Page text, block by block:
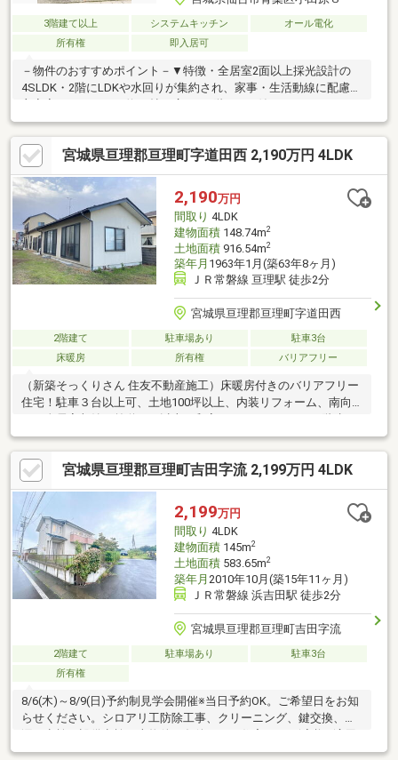
3階建て以上 システムキッチン
オール電化
所有権
即入居可
－物件のおすすめポイント－▼特徴・全居室2面以上採光設計の
4SLDK・2階にLDKや水回りが集約され、家事・生活動線に配慮・
主寝室はゆとりある約10帖の広さ・3階にWIC付のフリースペース
を配置・南側にバルコニー付・駐車場は並列2台分有(車種によ
る)▼設備・IHクッキングヒーター・省エネ給湯器▼周辺環境・小
田原青葉のまち公園 徒歩2分(約130m)・ウジエスーパー小田原店
徒歩4分(約300m)・セブンイレブン仙台小田原8丁目店 徒歩1分(約
30m)■ ご希望の住まい探しをお手伝いします ━━━━━・・・物
件の詳細・ご相談はお気軽にお問い合わせください。
宮城県亘理郡亘理町字道田西 2,190万円 4LDK
2,190万円
間取り 4LDK
建物面積148.74m2
土地面積916.54m2
築年月 1963年1月(築63年8ヶ月)
ＪＲ常磐線 亘理駅 徒歩2分
宮城県亘理郡亘理町字道田西
2階建て 駐車場あり
駐車3台
床暖房
所有権 バリアフリー
（新築そっくりさん 住友不動産施工）床暖房付きのバリアフリー
住宅！駐車３台以上可、土地100坪以上、内装リフォーム、南向
全居室６畳以上、床暖房
宮城県亘理郡亘理町吉田字流 2,199万円 4LDK
2,199万円
間取り 4LDK
建物面積145m2
土地面積583.65m2
築年月 2010年10月(築15年11ヶ月)
ＪＲ常磐線 浜吉田駅 徒歩2分
宮城県亘理郡亘理町吉田字流
2階建て 駐車場あり
駐車3台
所有権
8/6(木)～8/9(日)予約制見学会開催※当日予約OK。ご希望日をお知
らせください。シロアリ工防除工事、クリーニング、鍵交換、雨
漏り点検、設備点検・本物件は条件により住宅ローン減税が適用
されます。・シロアリ防除工事施工後5年間保証。・お客様に合わ